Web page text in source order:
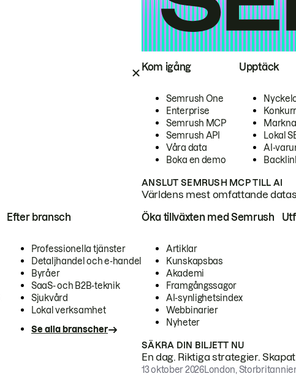
Kom igång
Semrush One
Enterprise
Semrush MCP
Semrush API
Våra data
Boka en demo
Upptäck
Lokal
AI-
ANSLUT SEMRUSH MCP TILL AI
Världens mest omfattande
Efter bransch
Professionella tjänster
Detaljhandel och e-handel
Byråer
SaaS- och B2B-teknik
Sjukvård
Lokal verksamhet
Se alla branscher
Öka tillväxten med Semrush
Artiklar
Kunskapsbas
Akademi
Framgångssagor
AI-synlighetsindex
Webbinarier
Nyheter
SÄKRA DIN BILJETT NU
En dag. Riktiga strategier.
13 oktober 2026London,